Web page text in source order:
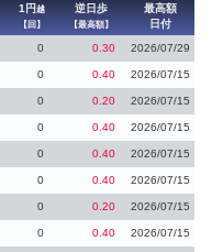
1円 越
【回】
逆日歩
【最高額】
最高額
日付
0 0.30 2026/07/29
0 0.40 2026/07/15
0 0.20 2026/07/15
0 0.40 2026/07/15
0 0.40 2026/07/15
0 0.40 2026/07/15
0 0.20 2026/07/15
0 0.40 2026/07/15